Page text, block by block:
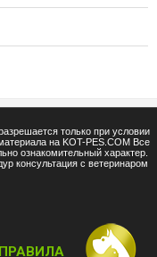
только при условии
на KOT-PES.COM Все
ознакомительный характер.
консультация с ветеринаром
ПРАВИЛА